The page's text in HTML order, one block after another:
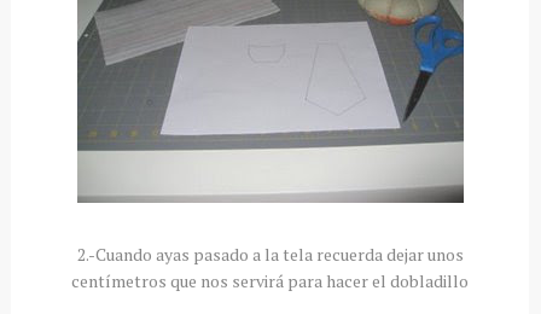
2.-Cuando ayas pasado a la tela recuerda dejar unos
centímetros que nos servirá para hacer el dobladillo